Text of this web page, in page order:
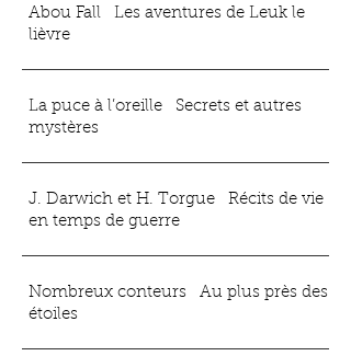
Abou Fall Les aventures de Leuk le
lièvre
La puce à l’oreille Secrets et autres
mystères
J. Darwich et H. Torgue Récits de vie
en temps de guerre
Nombreux conteurs Au plus près des
étoiles